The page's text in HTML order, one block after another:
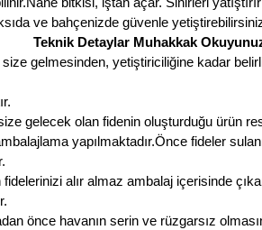
ve bahçenizde güvenle
Teknik Detaylar Muhakkak
gelmesinden, yetiştiriciliğine kadar
gelecek olan fidenin oluşturduğu ürün
yapılmaktadır.Önce fideler
fidelerinizi alır almaz ambalaj içerisinde
önce havanın serin ve rüzgarsız